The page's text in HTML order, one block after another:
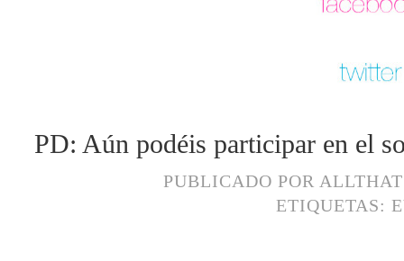
PD: Aún podéis participar en el
PUBLICADO POR
ETIQUETAS: